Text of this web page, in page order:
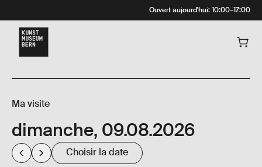
Ouvert aujourd'hui: 10:00–17:00
Ma visite
dimanche, 09.08.2026
Choisir la date